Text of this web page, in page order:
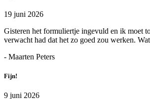
19 juni 2026
Gisteren het formuliertje ingevuld en ik moet
verwacht had dat het zo goed zou werken.
- Maarten Peters
Fijn!
9 juni 2026